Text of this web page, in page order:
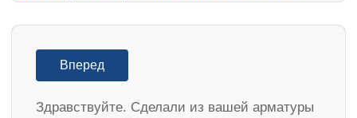
Вперед
Здравствуйте. Сделали из вашей арматуры